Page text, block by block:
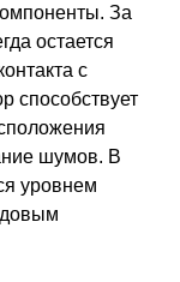
За
остается
с
способствует
шумов. В
уровнем